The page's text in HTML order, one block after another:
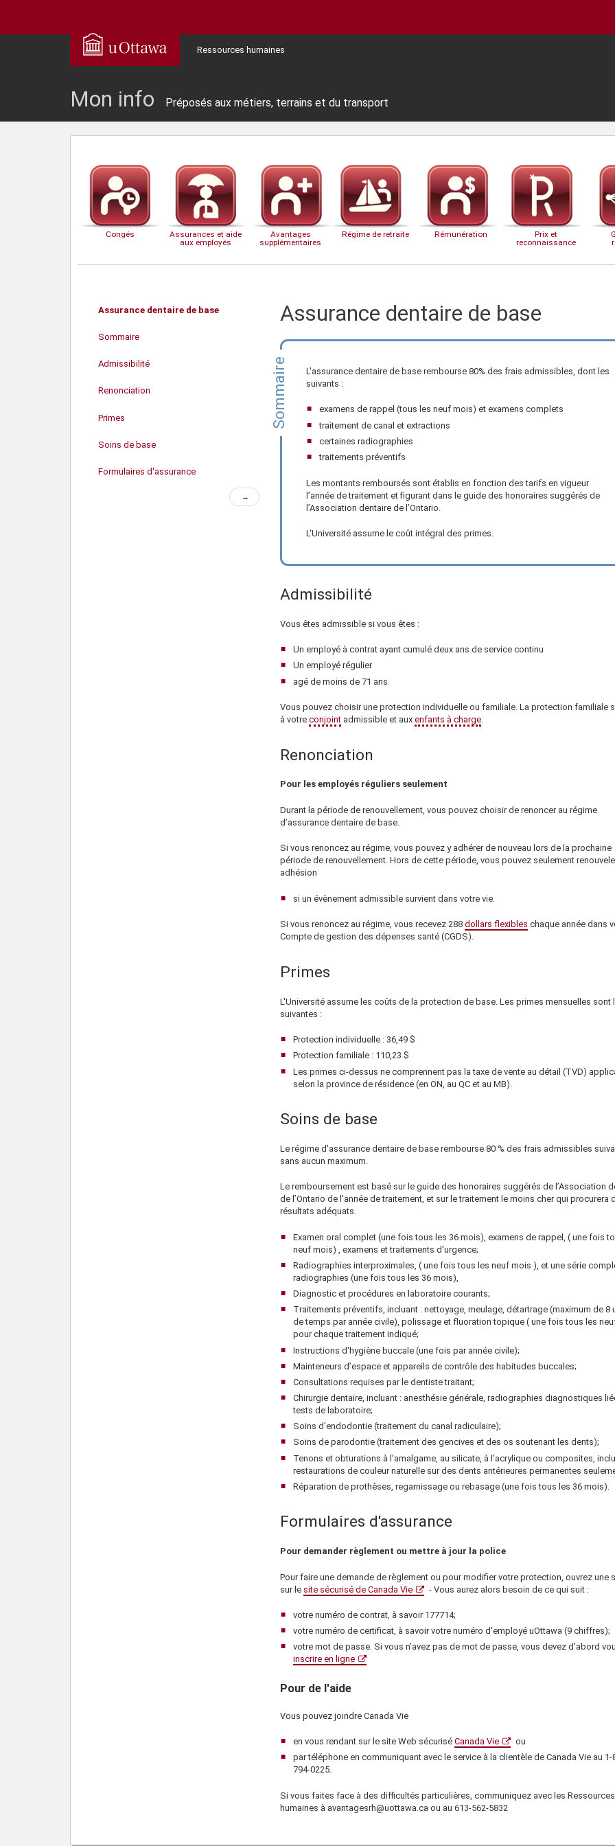
Ressources humaines
Mon info Préposés aux métiers, terrains et du transport
Congés
Assurances et aide
aux employés
Avantages
supplémentaires
Régime de retraite Rémunération
Prix et
reconnaissance
Assurance dentaire de base
Sommaire
Admissibilité
Renonciation
Primes
Soins de base
Formulaires d'assurance
Page
suivante
→
Assurance dentaire de base
Sommaire
L'assurance dentaire de base rembourse 80% des frais admissibles, dont les
suivants :
examens de rappel (tous les neuf mois) et examens complets
traitement de canal et extractions
certaines radiographies
traitements préventifs
Les montants remboursés sont établis en fonction des tarifs en vigueur
l’année de traitement et figurant dans le guide des honoraires suggérés de
l’Association dentaire de l’Ontario.
L‘Université assume le coût intégral des primes.
Admissibilité
Vous êtes admissible si vous êtes :
Un employé à contrat ayant cumulé deux ans de service continu
Un employé régulier
agé de moins de 71 ans
Vous pouvez choisir une protection individuelle ou familiale. La protection familiale
à votre conjointadmissible et aux enfants à charge.
Renonciation
Pour les employés réguliers seulement
Durant la période de renouvellement, vous pouvez choisir de renoncer au régime
d’assurance dentaire de base.
Si vous renoncez au régime, vous pouvez y adhérer de nouveau lors de la prochaine
période de renouvellement. Hors de cette période, vous pouvez seulement
adhésion
si un évènement admissible survient dans votre vie.
Si vous renoncez au régime, vous recevez 288 dollars flexibles chaque année dans
Compte de gestion des dépenses santé (CGDS).
Primes
L'Université assume les coûts de la protection de base. Les primes mensuelles sont
suivantes :
Protection individuelle : 36,49 $
Protection familiale : 110,23 $
Les primes ci-dessus ne comprennent pas la taxe de vente au détail (TVD)
selon la province de résidence (en ON, au QC et au MB).
Soins de base
Le régime d'assurance dentaire de base rembourse 80 % des frais admissibles
sans aucun maximum.
Le remboursement est basé sur le guide des honoraires suggérés de l’Association
de l’Ontario de l'année de traitement, et sur le traitement le moins cher qui procurera
résultats adéquats.
Examen oral complet (une fois tous les 36 mois), examens de rappel, ( une fois
neuf mois) , examens et traitements d'urgence;
Radiographies interproximales, ( une fois tous les neuf mois ), et une série
radiographies (une fois tous les 36 mois),
Diagnostic et procédures en laboratoire courants;
Traitements préventifs, incluant : nettoyage, meulage, détartrage (maximum de 8
de temps par année civile), polissage et fluoration topique ( une fois tous les
pour chaque traitement indiqué;
Instructions d'hygiène buccale (une fois par année civile);
Mainteneurs d’espace et appareils de contrôle des habitudes buccales;
Consultations requises par le dentiste traitant;
Chirurgie dentaire, incluant : anesthésie générale, radiographies diagnostiques
tests de laboratoire;
Soins d'endodontie (traitement du canal radiculaire);
Soins de parodontie (traitement des gencives et des os soutenant les dents);
Tenons et obturations à l’amalgame, au silicate, à l’acrylique ou composites,
restaurations de couleur naturelle sur des dents antérieures permanentes
Réparation de prothèses, regarnissage ou rebasage (une fois tous les 36 mois).
Formulaires d'assurance
Pour demander règlement ou mettre à jour la police
Pour faire une demande de règlement ou pour modifier votre protection, ouvrez une
sur le site sécurisé de Canada Vie - Vous aurez alors besoin de ce qui suit :
votre numéro de contrat, à savoir 177714;
votre numéro de certificat, à savoir votre numéro d'employé uOttawa (9 chiffres);
votre mot de passe. Si vous n’avez pas de mot de passe, vous devez d'abord
inscrire en ligne
Pour de l'aide
Vous pouvez joindre Canada Vie
en vous rendant sur le site Web sécurisé Canada Vie
ou
par téléphone en communiquant avec le service à la clientèle de Canada Vie au 1-
794-0225.
Si vous faites face à des difficultés particulières, communiquez avec les Ressources
humaines à avantagesrh@uottawa.ca ou au 613-562-5832